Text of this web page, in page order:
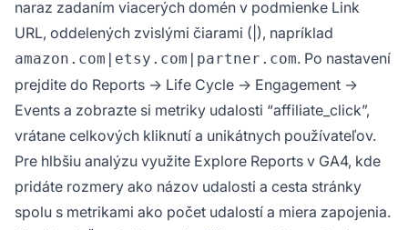
naraz zadaním viacerých domén v podmienke Link
URL, oddelených zvislými čiarami (|), napríklad
amazon.com|etsy.com|partner.com. Po nastavení
prejdite do Reports → Life Cycle → Engagement →
Events a zobrazte si metriky udalosti “affiliate_click”,
vrátane celkových kliknutí a unikátnych používateľov.
Pre hlbšiu analýzu využite Explore Reports v GA4, kde
pridáte rozmery ako názov udalosti a cesta stránky
spolu s metrikami ako počet udalostí a miera zapojenia.